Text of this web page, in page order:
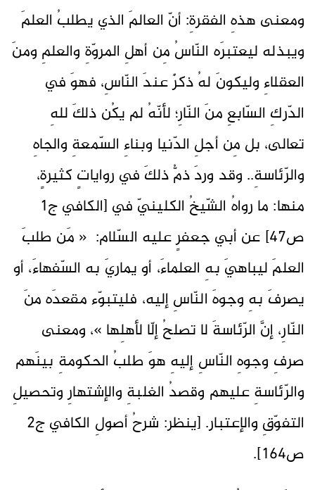
ومعنى هذهِ الفقرةِ: أنّ العالمَ الذي يطلبُ العلمَ
ويبذله ليعتبرَه النّاسُ مِن أهلِ المروّةِ والعلمِ ومنَ
العقلاءِ وليكونَ لهُ ذكرٌ عندَ النّاسِ، فهوَ في
الدّركِ السّابعِ منَ النّارِ؛ لأنّهُ لم يكُن ذلكَ للهِ
تعالى، بل مِن أجلِ الدّنيا وبناءِ السّمعةِ والجاهِ
والرّئاسةِ.. وقد وردَ ذمُّ ذلكَ في رواياتٍ كثيرةٍ،
منها: ما رواهُ الشّيخُ الكلينيّ في [الكافي ج1
ص47] عن أبي جعفرٍ عليه السّلام: « مَن طلبَ
العلمَ ليباهيَ بهِ العلماءَ، أو يماريَ به السّفهاءَ، أو
يصرفَ بهِ وجوهَ النّاسِ إليه، فليتبوّء مقعدَه منَ
النّارِ، إنَّ الرّئاسةَ لا تصلحُ إلّا لأهلِها »، ومعنى
صرفِ وجوهِ النّاسِ إليهِ هوَ طلبُ الحكومةِ بينَهم
والرّئاسةِ عليهم وقصدُ الغلبةِ والإشتهارِ وتحصيلِ
التفوّقِ والإعتبار. [ينظر: شرحُ أصولِ الكافي ج2
ص164].